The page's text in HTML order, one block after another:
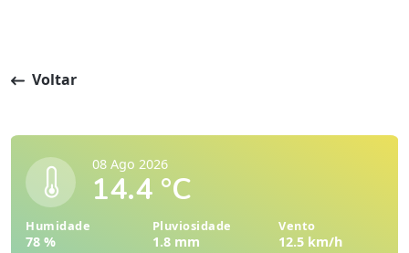
Voltar
08 Ago 2026
14.4 °C
Humidade
78 %
Pluviosidade
1.8 mm
Vento
12.5 km/h